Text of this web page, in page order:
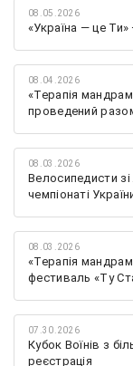
08.05.2026
«Україна — це Ти»
08.04.2026
«Терапія
проведений
08.03.2026
Велосипедисти
чемпіонаті
08.03.2026
«Терапія
фестиваль «Ту
07.30.2026
Кубок Воїнів з
реєстрація